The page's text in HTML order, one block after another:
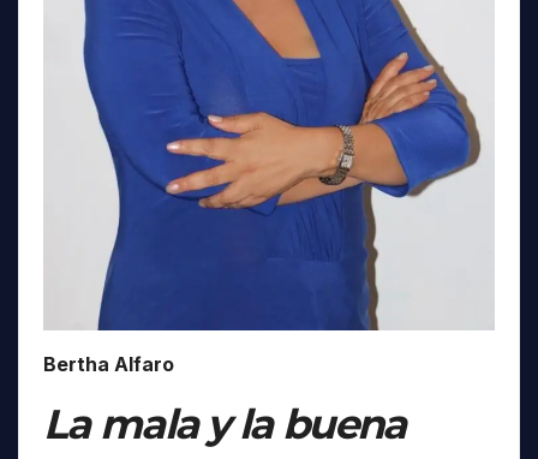
Bertha Alfaro
La mala y la buena